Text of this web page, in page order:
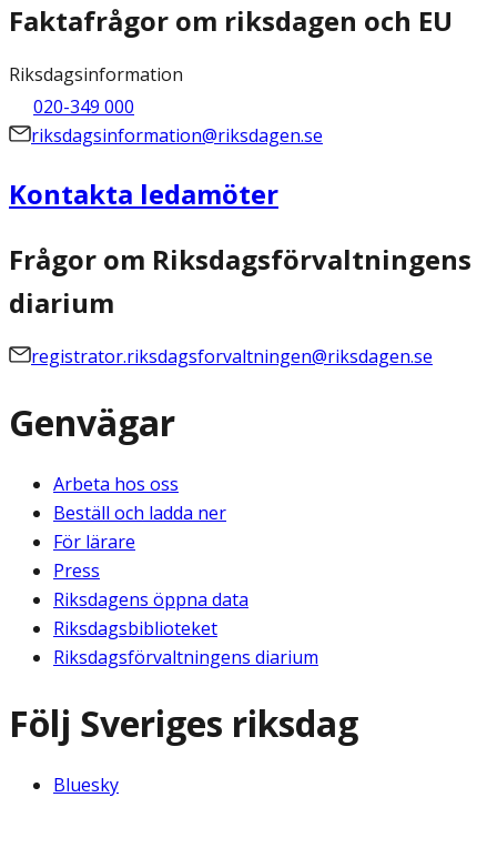
Faktafrågor om riksdagen och EU
Riksdagsinformation
020-349 000
riksdagsinformation@riksdagen.se
Kontakta ledamöter
Frågor om Riksdagsförvaltningens
diarium
registrator.riksdagsforvaltningen@riksdagen.se
Genvägar
Arbeta hos oss
Beställ och ladda ner
För lärare
Press
Riksdagens öppna data
Riksdagsbiblioteket
Riksdagsförvaltningens diarium
Följ Sveriges riksdag
Bluesky